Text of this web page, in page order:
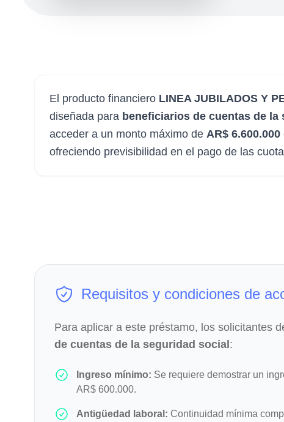
El producto financiero LINEA JUBILADOS Y
diseñada para beneficiarios de cuentas de la
acceder a un monto máximo de AR$ 6.600.000
ofreciendo previsibilidad en el pago de las
Requisitos y condiciones de
Para aplicar a este préstamo, los solicitantes
de cuentas de la seguridad social:
Ingreso mínimo: Se requiere demostrar un
AR$ 600.000.
Antigüedad laboral: Continuidad mínima